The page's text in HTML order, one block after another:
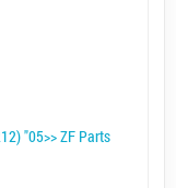
"05>> ZF Parts